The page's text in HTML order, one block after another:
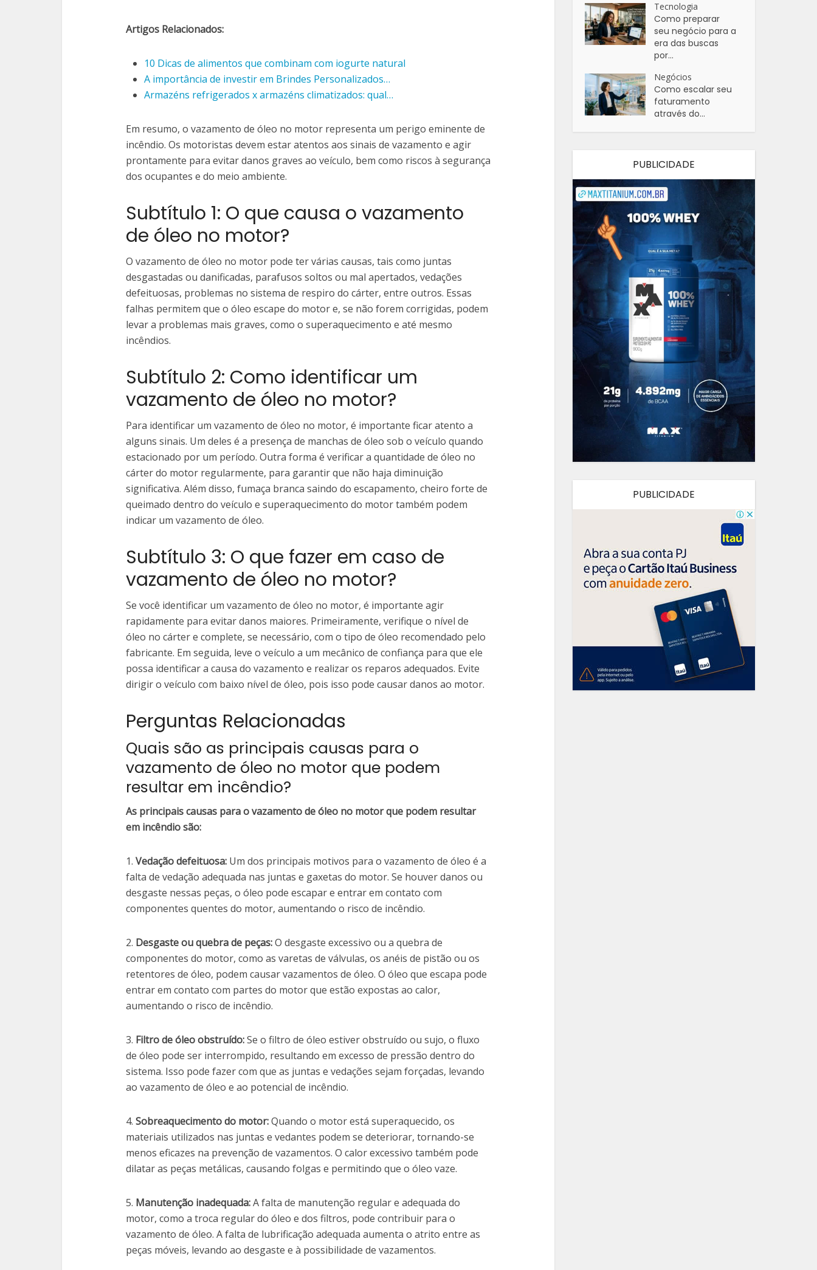
Artigos Relacionados:
10 Dicas de alimentos que combinam com iogurte natural
A importância de investir em Brindes Personalizados…
Armazéns refrigerados x armazéns climatizados: qual…
Em resumo, o vazamento de óleo no motor representa um perigo eminente de
incêndio. Os motoristas devem estar atentos aos sinais de vazamento e agir
prontamente para evitar danos graves ao veículo, bem como riscos à segurança
dos ocupantes e do meio ambiente.
Subtítulo 1: O que causa o vazamento
de óleo no motor?
O vazamento de óleo no motor pode ter várias causas, tais como juntas
desgastadas ou danificadas, parafusos soltos ou mal apertados, vedações
defeituosas, problemas no sistema de respiro do cárter, entre outros. Essas
falhas permitem que o óleo escape do motor e, se não forem corrigidas, podem
levar a problemas mais graves, como o superaquecimento e até mesmo
incêndios.
Subtítulo 2: Como identificar um
vazamento de óleo no motor?
Para identificar um vazamento de óleo no motor, é importante ficar atento a
alguns sinais. Um deles é a presença de manchas de óleo sob o veículo quando
estacionado por um período. Outra forma é verificar a quantidade de óleo no
cárter do motor regularmente, para garantir que não haja diminuição
significativa. Além disso, fumaça branca saindo do escapamento, cheiro forte de
queimado dentro do veículo e superaquecimento do motor também podem
indicar um vazamento de óleo.
Subtítulo 3: O que fazer em caso de
vazamento de óleo no motor?
Se você identificar um vazamento de óleo no motor, é importante agir
rapidamente para evitar danos maiores. Primeiramente, verifique o nível de
óleo no cárter e complete, se necessário, com o tipo de óleo recomendado pelo
fabricante. Em seguida, leve o veículo a um mecânico de confiança para que ele
possa identificar a causa do vazamento e realizar os reparos adequados. Evite
dirigir o veículo com baixo nível de óleo, pois isso pode causar danos ao motor.
Perguntas Relacionadas
Quais são as principais causas para o
vazamento de óleo no motor que podem
resultar em incêndio?
As principais causas para o vazamento de óleo no motor que podem resultar
em incêndio são:
1. Vedação defeituosa: Um dos principais motivos para o vazamento de óleo é a
falta de vedação adequada nas juntas e gaxetas do motor. Se houver danos ou
desgaste nessas peças, o óleo pode escapar e entrar em contato com
componentes quentes do motor, aumentando o risco de incêndio.
2. Desgaste ou quebra de peças:O desgaste excessivo ou a quebra de
componentes do motor, como as varetas de válvulas, os anéis de pistão ou os
retentores de óleo, podem causar vazamentos de óleo. O óleo que escapa pode
entrar em contato com partes do motor que estão expostas ao calor,
aumentando o risco de incêndio.
3. Filtro de óleo obstruído:Se o filtro de óleo estiver obstruído ou sujo, o fluxo
de óleo pode ser interrompido, resultando em excesso de pressão dentro do
sistema. Isso pode fazer com que as juntas e vedações sejam forçadas, levando
ao vazamento de óleo e ao potencial de incêndio.
4. Sobreaquecimento do motor:Quando o motor está superaquecido, os
materiais utilizados nas juntas e vedantes podem se deteriorar, tornando-se
menos eficazes na prevenção de vazamentos. O calor excessivo também pode
dilatar as peças metálicas, causando folgas e permitindo que o óleo vaze.
5. Manutenção inadequada:A falta de manutenção regular e adequada do
motor, como a troca regular do óleo e dos filtros, pode contribuir para o
vazamento de óleo. A falta de lubrificação adequada aumenta o atrito entre as
peças móveis, levando ao desgaste e à possibilidade de vazamentos.
Tecnologia
Como preparar
seu negócio para a
era das buscas
por...
Negócios
Como escalar seu
faturamento
através do...
PUBLICIDADE
PUBLICIDADE